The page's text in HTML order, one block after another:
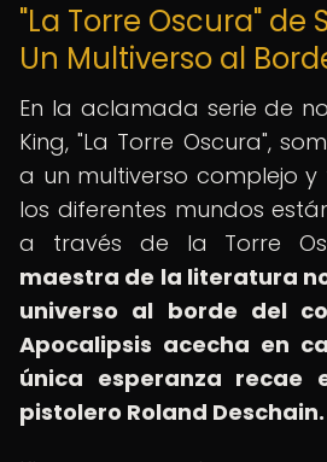
"La Torre Oscura" de
Un Multiverso al
En la aclamada serie de
King, "La Torre Oscura",
a un multiverso complejo
los diferentes mundos
a través de la Torre
maestra de la literatura
universo al borde del
Apocalipsis acecha en
única esperanza recae
pistolero Roland Deschain.